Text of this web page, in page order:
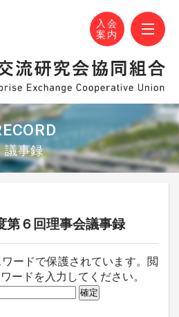
種交流研究会協同組合
さまで設立30周年！
入会
案内
議事録
第６回理事会議事録
ードで保護されています。閲
ードを入力してください。